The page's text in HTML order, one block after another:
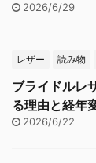
2026/6/29
レザー 読み物
ブライドルレ
る理由と経年
2026/6/22